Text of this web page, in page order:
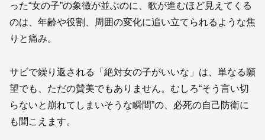
った“女の子”の象徴が並ぶのに、歌が進むほど見えてくる
のは、年齢や役割、周囲の変化に追い立てられるような焦
りと痛み。
サビで繰り返される「絶対女の子がいいな」は、単なる願
望でも、ただの賛美でもありません。むしろ“そう言い切
らないと崩れてしまいそうな瞬間”の、必死の自己防衛に
も聞こえます。